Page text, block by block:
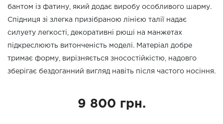
бантом із фатину, який додає виробу особливого шарму.
Спідниця зі злегка призібраною лінією талії надає
силуету легкості, декоративні рюші на манжетах
підкреслюють витонченість моделі. Матеріал добре
тримає форму, вирізняється зносостійкістю, надовго
зберігає бездоганний вигляд навіть після частого носіння.
9 800 грн.